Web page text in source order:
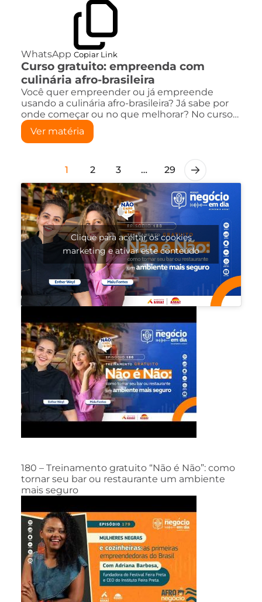
WhatsApp Copiar Link
Curso gratuito: empreenda com
culinária afro-brasileira
Você quer empreender ou já empreende
usando a culinária afro-brasileira? Já sabe por
onde começar ou no que melhorar? No curso…
Ver matéria
1 2 3 … 29
Clique para aceitar os cookies
marketing e ativar este conteúdo
180 – Treinamento gratuito “Não é Não”: como
tornar seu bar ou restaurante um ambiente
mais seguro